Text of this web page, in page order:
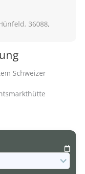
36088,
Schweizer